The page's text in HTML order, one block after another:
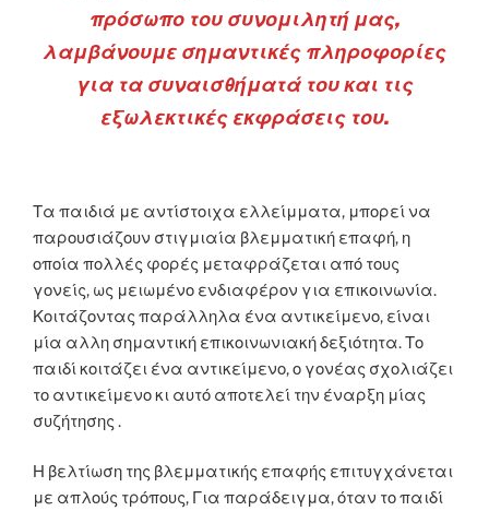
πρόσωπο του συνομιλητή μας,
λαμβάνουμε σημαντικές πληροφορίες
για τα συναισθήματά του και τις
εξωλεκτικές εκφράσεις του.
Τα παιδιά με αντίστοιχα ελλείμματα, μπορεί να
παρουσιάζουν στιγμιαία βλεμματική επαφή, η
οποία πολλές φορές μεταφράζεται από τους
γονείς, ως μειωμένο ενδιαφέρον για επικοινωνία.
Κοιτάζοντας παράλληλα ένα αντικείμενο, είναι
μία αλλη σημαντική επικοινωνιακή δεξιότητα. Το
παιδί κοιτάζει ένα αντικείμενο, ο γονέας σχολιάζει
το αντικείμενο κι αυτό αποτελεί την έναρξη μίας
συζήτησης .
Η βελτίωση της βλεμματικής επαφής επιτυγχάνεται
με απλούς τρόπους, Για παράδειγμα, όταν το παιδί